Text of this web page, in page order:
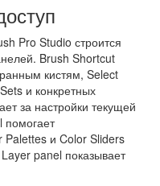
Pro Studio строится
Brush Shortcut
кистям, Select
и конкретных
за настройки текущей
помогает
Palettes и Color Sliders
panel показывает